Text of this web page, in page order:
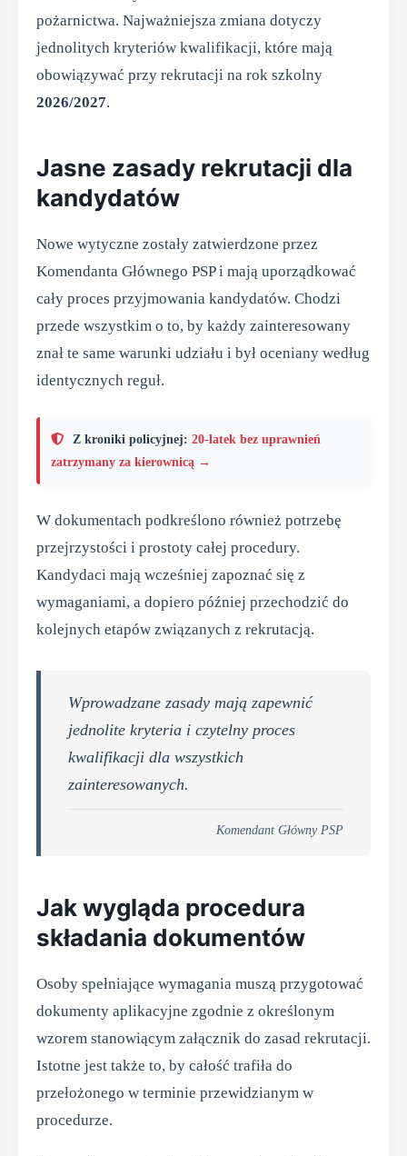
pożarnictwa. Najważniejsza zmiana dotyczy
jednolitych kryteriów kwalifikacji, które mają
obowiązywać przy rekrutacji na rok szkolny
2026/2027.
Jasne zasady rekrutacji dla
kandydatów
Nowe wytyczne zostały zatwierdzone przez
Komendanta Głównego PSP i mają uporządkować
cały proces przyjmowania kandydatów. Chodzi
przede wszystkim o to, by każdy zainteresowany
znał te same warunki udziału i był oceniany według
identycznych reguł.
Z kroniki policyjnej: 20-latek bez uprawnień
zatrzymany za kierownicą →
W dokumentach podkreślono również potrzebę
przejrzystości i prostoty całej procedury.
Kandydaci mają wcześniej zapoznać się z
wymaganiami, a dopiero później przechodzić do
kolejnych etapów związanych z rekrutacją.
Wprowadzane zasady mają zapewnić
jednolite kryteria i czytelny proces
kwalifikacji dla wszystkich
zainteresowanych.
Komendant Główny PSP
Jak wygląda procedura
składania dokumentów
Osoby spełniające wymagania muszą przygotować
dokumenty aplikacyjne zgodnie z określonym
wzorem stanowiącym załącznik do zasad rekrutacji.
Istotne jest także to, by całość trafiła do
przełożonego w terminie przewidzianym w
procedurze.